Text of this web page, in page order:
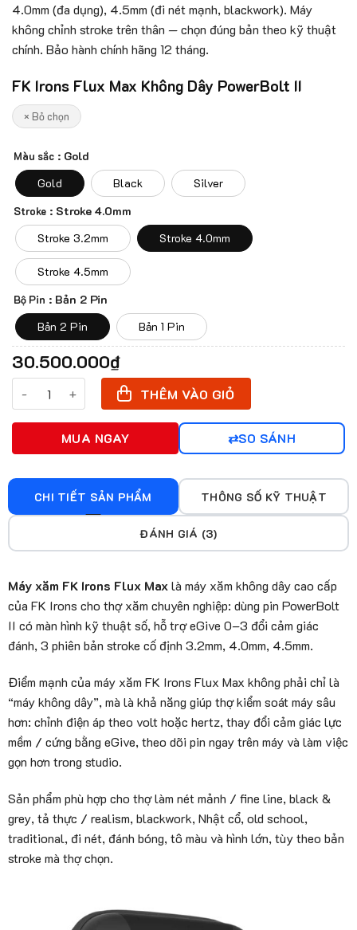
4.0mm (đa dụng), 4.5mm (đi nét mạnh, blackwork). Máy
không chỉnh stroke trên thân — chọn đúng bản theo kỹ thuật
chính. Bảo hành chính hãng 12 tháng.
FK Irons Flux Max Không Dây PowerBolt II
× Bỏ chọn
Màu sắc : Gold
Gold
Black Silver
Stroke : Stroke 4.0mm
Stroke 3.2mm
Stroke 4.0mm
Stroke 4.5mm
Bộ Pin : Bản 2 Pin
Bản 2 Pin
Bản 1 Pin
30.500.000₫
Máy Xăm FK Irons Flux Max Không Dây PowerBolt II Cho Thợ
THÊM VÀO GIỎ
MUA NGAY SO SÁNH
CHI TIẾT SẢN PHẨM THÔNG SỐ KỸ THUẬT
ĐÁNH GIÁ (3)
Máy xăm FK Irons Flux Maxlà máy xăm không dây cao cấp
của FK Irons cho thợ xăm chuyên nghiệp: dùng pin PowerBolt
II có màn hình kỹ thuật số, hỗ trợ eGive 0–3 đổi cảm giác
đánh, 3 phiên bản stroke cố định 3.2mm, 4.0mm, 4.5mm.
Điểm mạnh của máy xăm FK Irons Flux Max không phải chỉ là
“máy không dây”, mà là khả năng giúp thợ kiểm soát máy sâu
hơn: chỉnh điện áp theo volt hoặc hertz, thay đổi cảm giác lực
mềm / cứng bằng eGive, theo dõi pin ngay trên máy và làm việc
gọn hơn trong studio.
Sản phẩm phù hợp cho thợ làm nét mảnh / fine line, black &
grey, tả thực / realism, blackwork, Nhật cổ, old school,
traditional, đi nét, đánh bóng, tô màu và hình lớn, tùy theo bản
stroke mà thợ chọn.